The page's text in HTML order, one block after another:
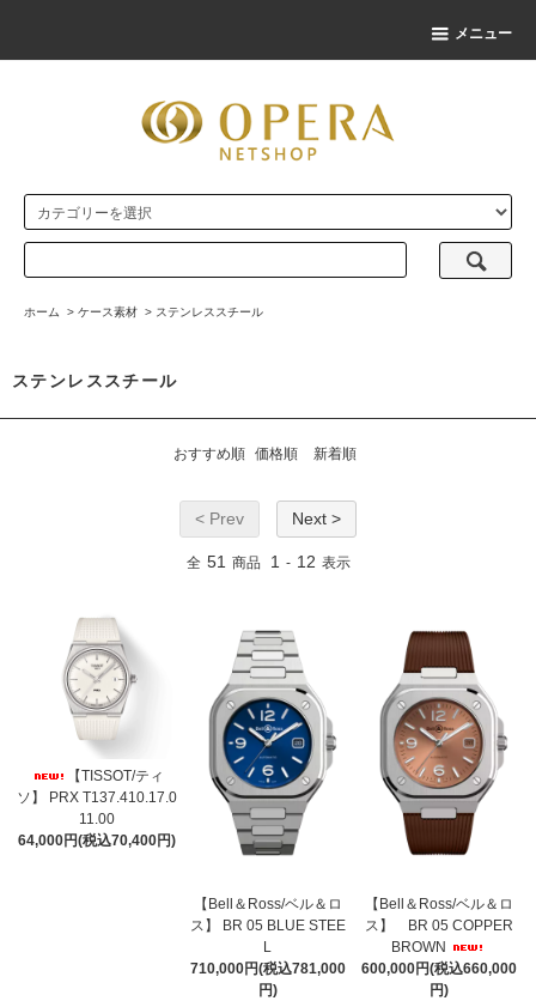
メニュー
ホーム > ケース素材 > ステンレススチール
ステンレススチール
おすすめ順 価格順 新着順
< Prev Next >
全 51 商品 1 - 12 表示
【TISSOT/ティ
ソ】 PRX T137.410.17.0
11.00
64,000円(税込70,400円)
【Bell＆Ross/ベル＆ロ
ス】 BR 05 BLUE STEE
L
710,000円(税込781,000
円)
【Bell＆Ross/ベル＆ロ
ス】 BR 05 COPPER
BROWN
600,000円(税込660,000
円)